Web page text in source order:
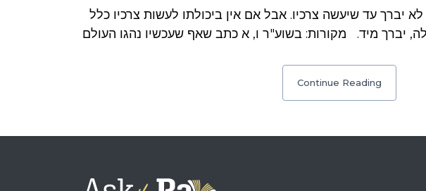
Continue Reading